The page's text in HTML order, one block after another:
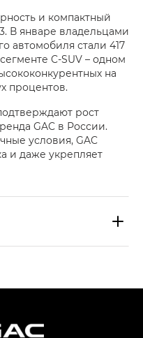
и компактный
В январе владельцами
автомобиля стали 417
C‑SUV – одном
на
процентов.
рост
GAC в России.
условия, GAC
и даже укрепляет
Эс Тэ — ST